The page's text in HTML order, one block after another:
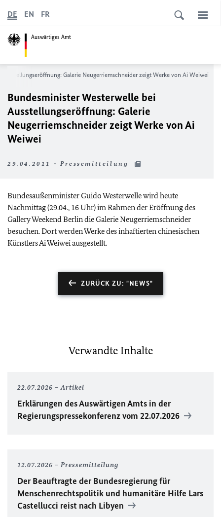
Auswärtiges Amt
DE EN FR
Galerie Neugerriemschneider zeigt Werke von Ai Weiwei
Bundesminister Westerwelle bei
Ausstellungseröffnung: Galerie
Neugerriemschneider zeigt Werke von Ai
Weiwei
29.04.2011 - Pressemitteilung
Bundesaußenminister Guido Westerwelle wird heute
Nachmittag (29.04., 16 Uhr) im Rahmen der Eröffnung des
Gallery Weekend Berlin die Galerie Neugerriemschneider
besuchen. Dort werden Werke des inhaftierten chinesischen
Künstlers Ai Weiwei ausgestellt.
ZURÜCK ZU: "NEWS"
Verwandte Inhalte
22.07.2026 Artikel
Erklärungen des Auswärtigen Amts in der
Regierungspressekonferenz vom 22.07.2026
12.07.2026 Pressemitteilung
Der Beauftragte der Bundesregierung für
Menschenrechtspolitik und humanitäre Hilfe Lars
Castellucci reist nach Libyen